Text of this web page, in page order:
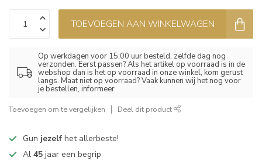
TOEVOEGEN AAN WINKELWAGEN
Op werkdagen voor 15:00 uur besteld, zelfde dag nog
verzonden. Eerst passen? Als het artikel op voorraad is in de
webshop dan is het op voorraad in onze winkel, kom gerust
langs. Maat niet op voorraad? Vaak kunnen wij het nog voor
je bestellen, informeer
Toevoegen om te vergelijken Deel dit product
Gun jezelf het allerbeste!
Al 45 jaar een begrip